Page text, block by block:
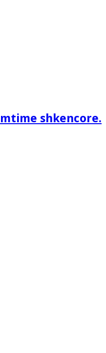
shkencore.